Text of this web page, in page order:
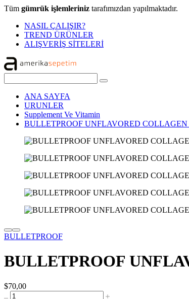
Tüm gümrük işlemleriniz tarafımızdan yapılmaktadır.
NASIL ÇALIŞIR?
TREND ÜRÜNLER
ALIŞVERİŞ SİTELERİ
ANA SAYFA
URUNLER
Supplement Ve Vitamin
BULLETPROOF UNFLAVORED COLLAGEN
BULLETPROOF
BULLETPROOF
$70,00